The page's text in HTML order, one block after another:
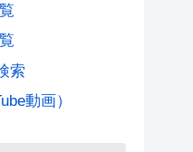
索
動画）